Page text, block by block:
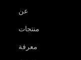
عن
منتجات
معرفة